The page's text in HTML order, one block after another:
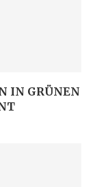
GRÜNEN W